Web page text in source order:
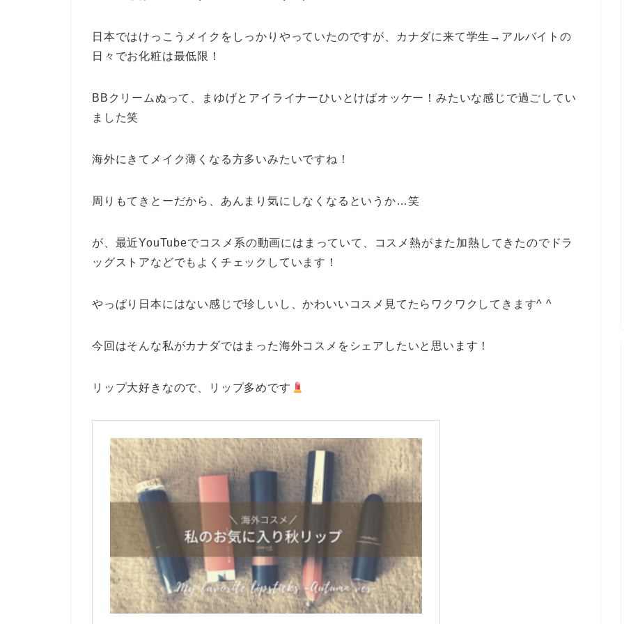
日本ではけっこうメイクをしっかりやっていたのですが、カナダに来て学生→アルバイトの
日々でお化粧は最低限！
BBクリームぬって、まゆげとアイライナーひいとけばオッケー！みたいな感じで過ごしてい
ました笑
海外にきてメイク薄くなる方多いみたいですね！
周りもてきとーだから、あんまり気にしなくなるというか…笑
が、最近YouTubeでコスメ系の動画にはまっていて、コスメ熱がまた加熱してきたのでドラ
ッグストアなどでもよくチェックしています！
やっぱり日本にはない感じで珍しいし、かわいいコスメ見てたらワクワクしてきます^ ^
今回はそんな私がカナダではまった海外コスメをシェアしたいと思います！
リップ大好きなので、リップ多めです